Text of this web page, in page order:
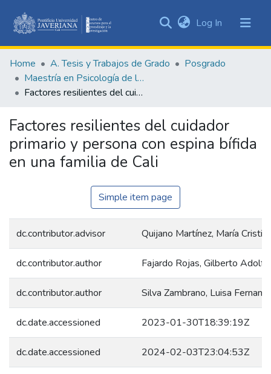
&
Collections
All of DSpace
Statistics
Log In (current)
Home A. Tesis y Trabajos de Grado
Posgrado
Maestría en Psicología de la Salud
Factores resilientes del cuidador primario y persona con espina bífida en una familia de Cali
Factores resilientes del cuidador
primario y persona con espina bífida
en una familia de Cali
Simple item page
dc.contributor.advisor Quijano Martínez, María
dc.contributor.author Fajardo Rojas, Gilberto Adolfo
dc.contributor.author Silva Zambrano, Luisa
dc.date.accessioned 2023-01-30T18:39:19Z
dc.date.accessioned 2024-02-03T23:04:53Z